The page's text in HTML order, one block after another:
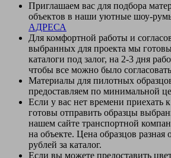
Приглашаем вас для подбора
объектов в наши уютные шоу-
АДРЕСА
Для комфортной работы и
выбранных для проекта мы
каталоги под залог, на 2-3 дня
чтобы все можно было
Материалы для пилотных
предоставляем по минимальной
Если у вас нет времени
готовы отправить образцы
нашем сайте транспортной
на объекте. Цена образцов разная
рублей за каталог.
Если вы можете предоставить